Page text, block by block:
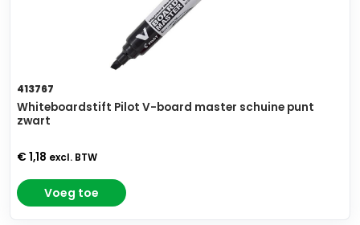
413767
Whiteboardstift Pilot V-board master schuine punt
zwart
€ 1,18 excl. BTW
Voeg toe